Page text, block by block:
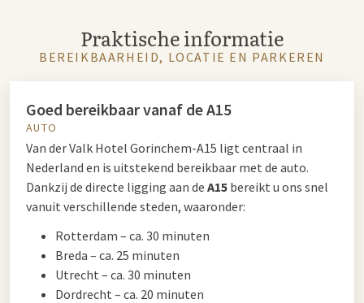
Praktische informatie
BEREIKBAARHEID, LOCATIE EN PARKEREN
Goed bereikbaar vanaf de A15
AUTO
Van der Valk Hotel Gorinchem-A15 ligt centraal in
Nederland en is uitstekend bereikbaar met de auto.
Dankzij de directe ligging aan de A15 bereikt u ons snel
vanuit verschillende steden, waaronder:
Rotterdam – ca. 30 minuten
Breda – ca. 25 minuten
Utrecht – ca. 30 minuten
Dordrecht – ca. 20 minuten